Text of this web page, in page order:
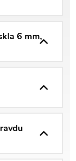
6 mm,